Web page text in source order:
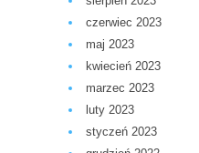
czerwiec 2023
maj 2023
kwiecień 2023
marzec 2023
luty 2023
styczeń 2023